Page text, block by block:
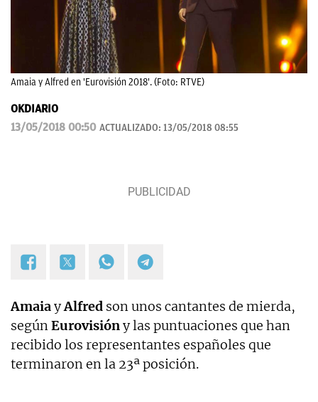
Amaia y Alfred en 'Eurovisión 2018'. (Foto: RTVE)
OKDIARIO
13/05/2018 00:50 ACTUALIZADO: 13/05/2018 08:55
AmaiayAlfred son unos cantantes de mierda,
segúnEurovisióny las puntuaciones que han
recibido los representantes españoles que
terminaron en la 23ª posición.